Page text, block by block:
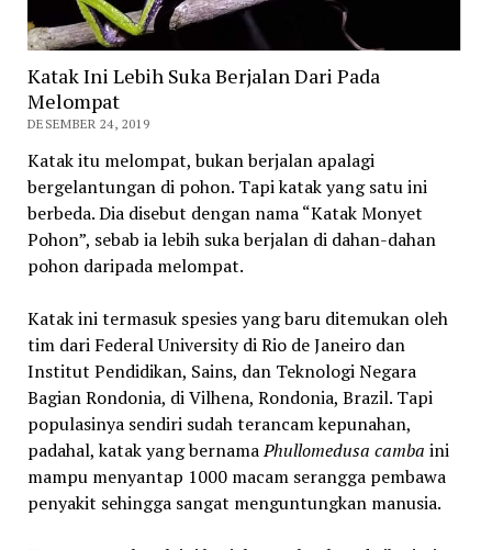
Katak Ini Lebih Suka Berjalan Dari Pada
Melompat
DESEMBER 24, 2019
Katak itu melompat, bukan berjalan apalagi
bergelantungan di pohon. Tapi katak yang satu ini
berbeda. Dia disebut dengan nama “Katak Monyet
Pohon”, sebab ia lebih suka berjalan di dahan-dahan
pohon daripada melompat.
Katak ini termasuk spesies yang baru ditemukan oleh
tim dari Federal University di Rio de Janeiro dan
Institut Pendidikan, Sains, dan Teknologi Negara
Bagian Rondonia, di Vilhena, Rondonia, Brazil. Tapi
populasinya sendiri sudah terancam kepunahan,
padahal, katak yang bernamaPhullomedusa camba ini
mampu menyantap 1000 macam serangga pembawa
penyakit sehingga sangat menguntungkan manusia.